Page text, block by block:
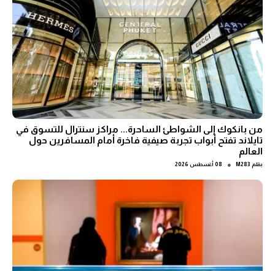
من بانكوك إلى الشواطئ الساحرة... مراكز سنترال للتسوق في
تايلاند تفتح أبواب تجربة صيفية فاخرة أمام المسافرين حول
العالم
بقلم M283
● 08 أغسطس 2026